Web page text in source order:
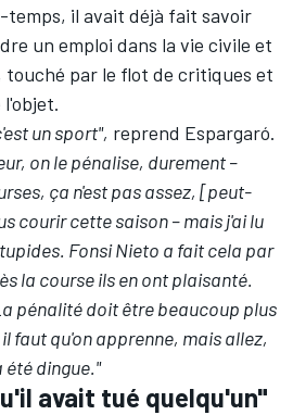
il avait déjà fait savoir
un emploi dans la vie civile et
touché par le flot de critiques et
un sport", reprend Espargaró.
on le pénalise, durement –
ça n'est pas assez, [peut-
courir cette saison – mais j'ai lu
Fonsi Nieto a fait cela par
la course ils en ont plaisanté.
pénalité doit être beaucoup plus
faut qu'on apprenne, mais allez,
été dingue."
avait tué quelqu'un"